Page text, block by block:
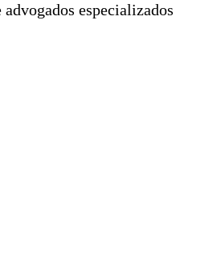
especializados